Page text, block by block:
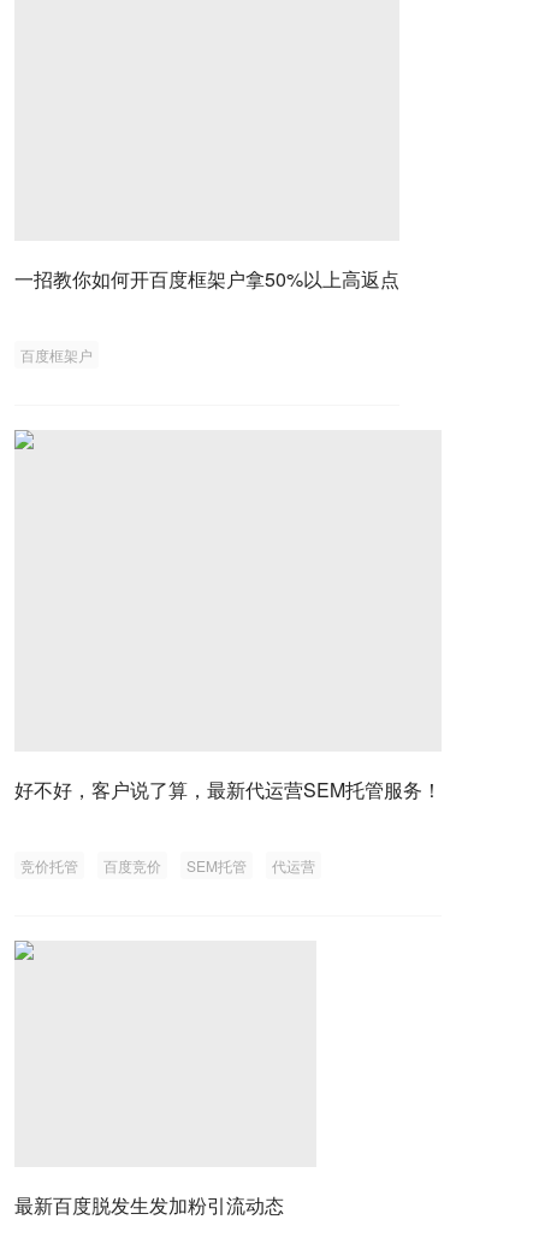
一招教你如何开百度框架户拿50%以上高返点
百度框架户
好不好，客户说了算，最新代运营SEM托管服务！
竞价托管 百度竞价 SEM托管 代运营
最新百度脱发生发加粉引流动态